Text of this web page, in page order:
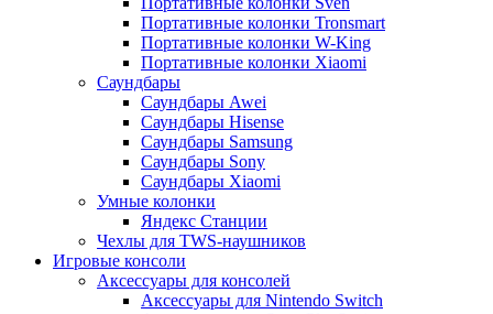
Портативные колонки Tronsmart
Портативные колонки W-King
Портативные колонки Xiaomi
Саундбары
Саундбары Awei
Саундбары Hisense
Саундбары Samsung
Саундбары Sony
Саундбары Xiaomi
Умные колонки
Яндекс Станции
Чехлы для TWS-наушников
Игровые консоли
Аксессуары для консолей
Аксессуары для Nintendo Switch